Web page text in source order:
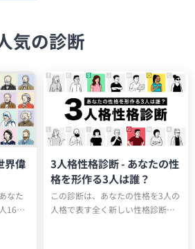
気の診断
界偉
なた
16人
3人格性格診断 - あなたの性
格を形作る3人は誰？
この診断は、あなたの性格を3人の
人格で表す全く新しい性格診断テ